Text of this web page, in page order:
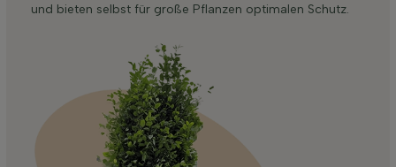
und bieten selbst für große Pflanzen optimalen Schutz.